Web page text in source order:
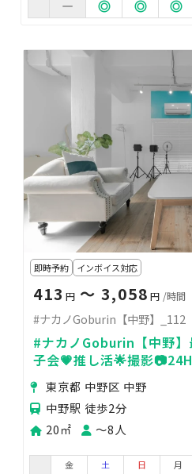
即時予約 インボイス対応
413 円〜 3,058 円 /時間
#ナカノGoburin【中野】_112
#ナカノGoburin【中野
子会💗推し活🌟撮影
東京都 中野区 中野
中野駅 徒歩2分
20㎡
〜8人
金
土
日
月